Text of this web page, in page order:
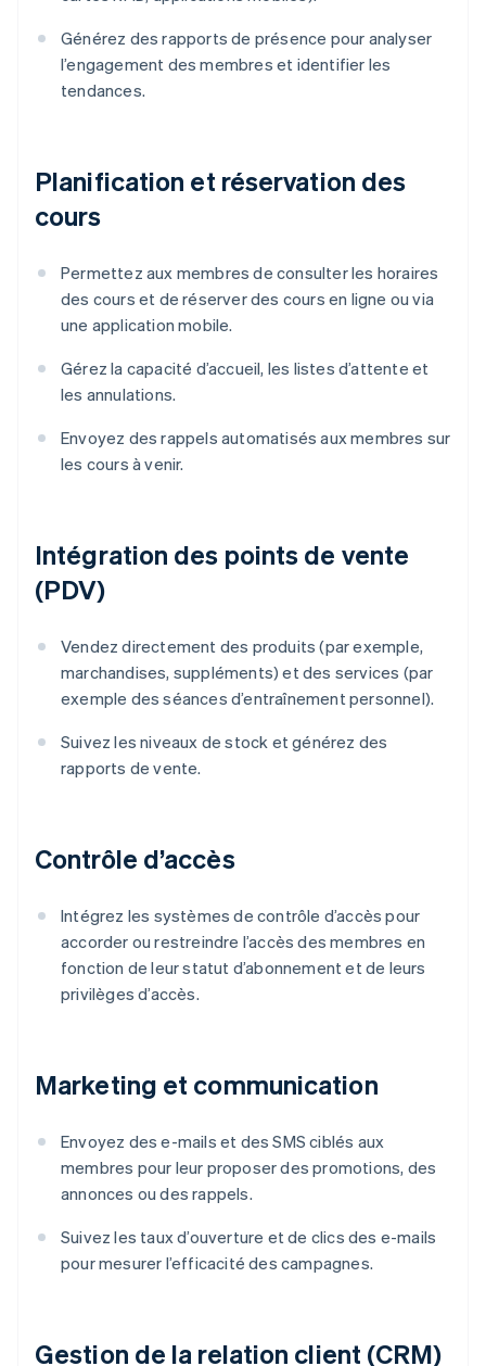
Générez des rapports de présence pour analyser
l’engagement des membres et identifier les
tendances.
Planification et réservation des
cours
Permettez aux membres de consulter les horaires
des cours et de réserver des cours en ligne ou via
une application mobile.
Gérez la capacité d’accueil, les listes d’attente et
les annulations.
Envoyez des rappels automatisés aux membres sur
les cours à venir.
Intégration des points de vente
(PDV)
Vendez directement des produits (par exemple,
marchandises, suppléments) et des services (par
exemple des séances d’entraînement personnel).
Suivez les niveaux de stock et générez des
rapports de vente.
Contrôle d’accès
Intégrez les systèmes de contrôle d’accès pour
accorder ou restreindre l’accès des membres en
fonction de leur statut d’abonnement et de leurs
privilèges d’accès.
Marketing et communication
Envoyez des e-mails et des SMS ciblés aux
membres pour leur proposer des promotions, des
annonces ou des rappels.
Suivez les taux d’ouverture et de clics des e-mails
pour mesurer l’efficacité des campagnes.
Gestion de la relation client (CRM)